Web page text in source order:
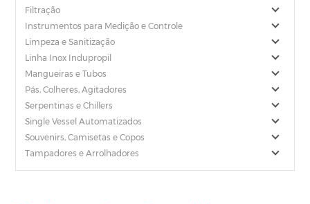
Filtração
Instrumentos para Medição e Controle
Limpeza e Sanitização
Linha Inox Indupropil
Mangueiras e Tubos
Pás, Colheres, Agitadores
Serpentinas e Chillers
Single Vessel Automatizados
Souvenirs, Camisetas e Copos
Tampadores e Arrolhadores